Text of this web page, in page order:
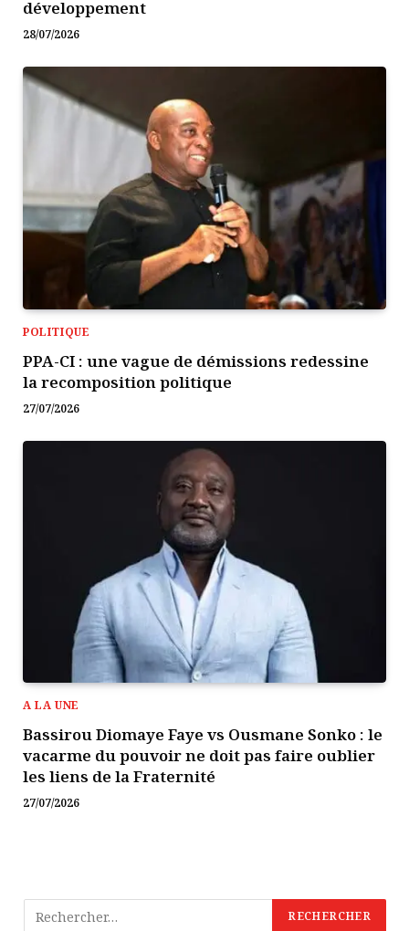
développement
28/07/2026
POLITIQUE
PPA-CI : une vague de démissions redessine
la recomposition politique
27/07/2026
A LA UNE
Bassirou Diomaye Faye vs Ousmane Sonko : le
vacarme du pouvoir ne doit pas faire oublier
les liens de la Fraternité
27/07/2026